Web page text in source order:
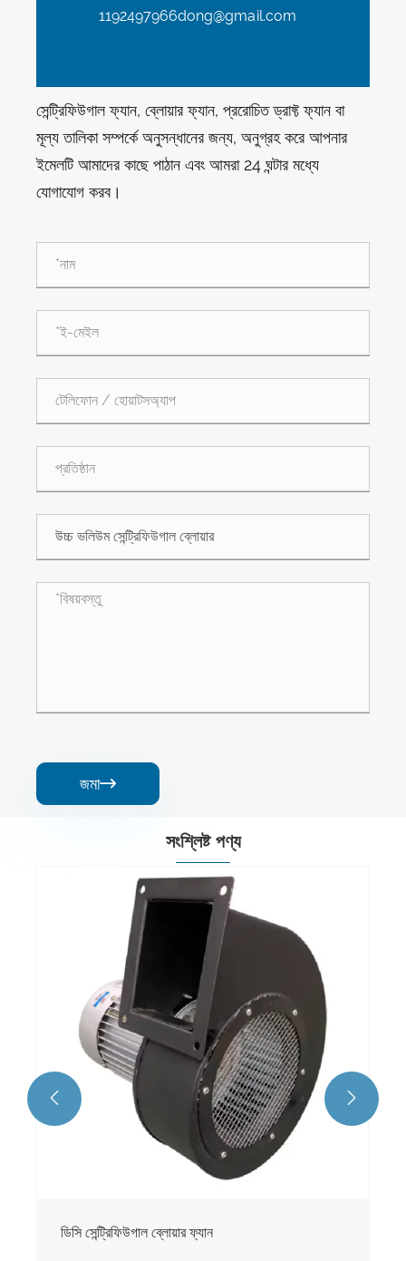
1192497966dong@gmail.com
সেন্ট্রিফিউগাল ফ্যান, ব্লোয়ার ফ্যান, প্ররোচিত ড্রাফ্ট ফ্যান বা
মূল্য তালিকা সম্পর্কে অনুসন্ধানের জন্য, অনুগ্রহ করে আপনার
ইমেলটি আমাদের কাছে পাঠান এবং আমরা 24 ঘন্টার মধ্যে
যোগাযোগ করব।
জমা
সংশ্লিষ্ট পণ্য
ডাইরেক্ট ড্রাইভ সেন্ট্রিফিউগাল ব্লোয়ার
 